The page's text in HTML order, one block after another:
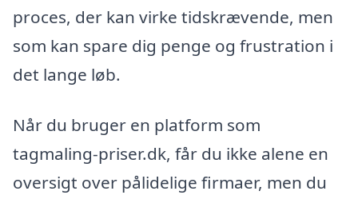
proces, der kan virke tidskrævende, men
som kan spare dig penge og frustration i
det lange løb.
Når du bruger en platform som
tagmaling-priser.dk, får du ikke alene en
oversigt over pålidelige firmaer, men du